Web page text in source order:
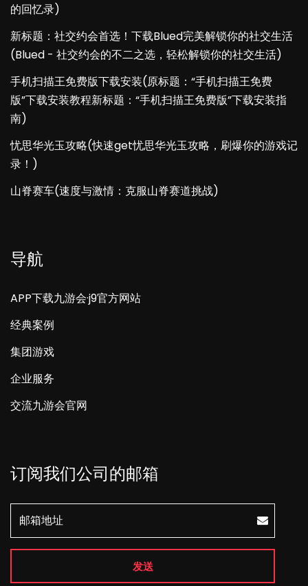
的回忆录)
新标题：社交约会首选！下载Blued完美解锁你的社交生活
(Blued - 社交约会的不二之选，轻松解锁你的社交生活)
手机扫描王免费版下载安装(原标题：“手机扫描王免费
版”下载安装教程新标题：“手机扫描王免费版”下载安装指
南)
忧思华光玉攻略(快速get忧思华光玉攻略，刷爆你的游戏记
录！)
山脊赛车(速度与激情：克服山脊赛道挑战)
导航
APP下载九游会·j9官方网站
经典案例
集团游戏
企业服务
交流九游会官网
订阅我们公司的邮箱
发送